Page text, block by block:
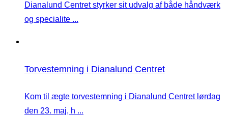
Dianalund Centret styrker sit udvalg af både håndværk
og specialite ...
Torvestemning i Dianalund Centret
Kom til ægte torvestemning i Dianalund Centret lørdag
den 23. maj, h ...